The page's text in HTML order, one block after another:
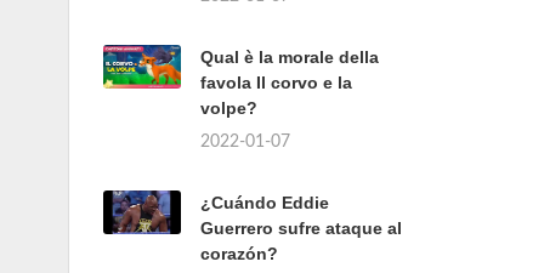
Qual è la morale della
favola Il corvo e la
volpe?
2022-01-07
¿Cuándo Eddie
Guerrero sufre ataque al
corazón?